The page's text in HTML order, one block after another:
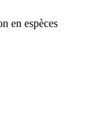
en espèces